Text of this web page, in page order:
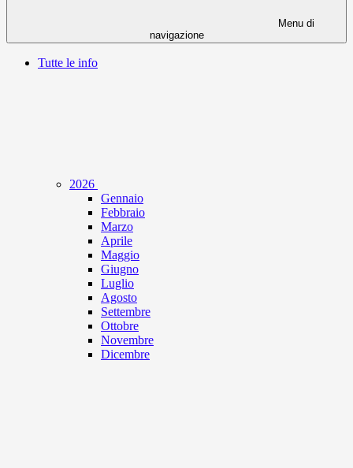
Menu di
navigazione
Tutte le info
2026
Gennaio
Febbraio
Marzo
Aprile
Maggio
Giugno
Luglio
Agosto
Settembre
Ottobre
Novembre
Dicembre